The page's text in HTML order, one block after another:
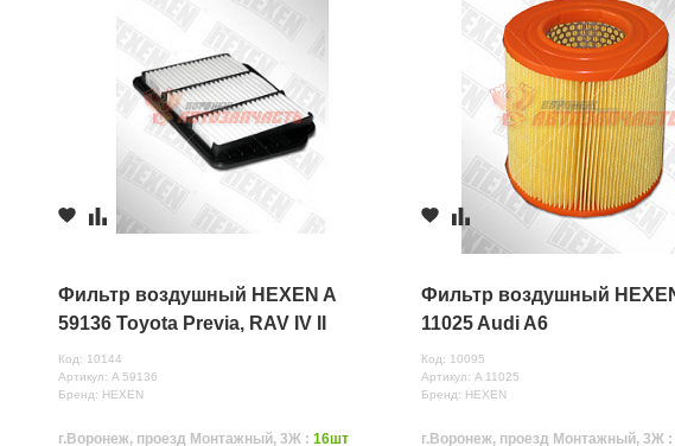
Фильтр воздушный HEXEN A
59136 Toyota Previa, RAV IV II
Код: 10144
Артикул: A 59136
Бренд: HEXEN
г.Воронеж, проезд Монтажный, 3Ж :16шт
Фильтр воздушный
11025 Audi A6
Код: 10095
Артикул: A 11025
Бренд: HEXEN
г.Воронеж, проезд Монтажный, 3Ж